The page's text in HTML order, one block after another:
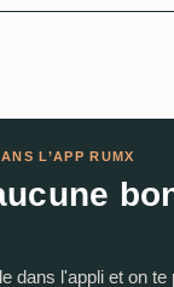
L’APP RUMX
dans l'appli et on te